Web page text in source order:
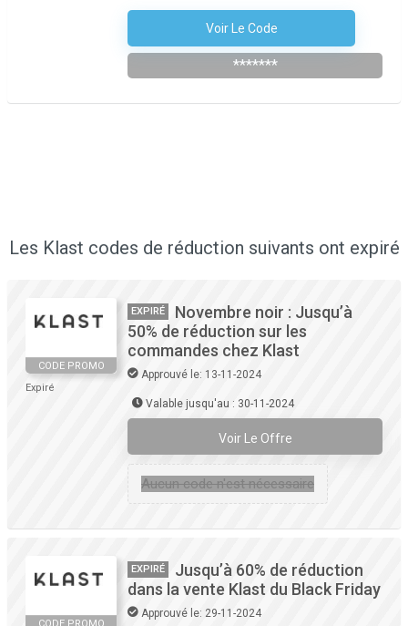
Voir Le Code
S'abonner À La Newsletter
*******
Les Klast codes de réduction suivants ont expiré
CODE PROMO
Expiré
EXPIRÉ
Novembre noir : Jusqu’à
50% de réduction sur les
commandes chez Klast
Approuvé le: 13-11-2024
Valable jusqu'au : 30-11-2024
Voir Le Offre
Aucun code n'est nécessaire
EXPIRÉ
Jusqu’à 60% de réduction
dans la vente Klast du Black Friday
Approuvé le: 29-11-2024